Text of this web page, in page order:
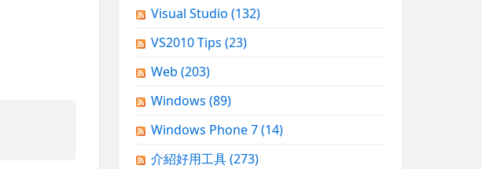
Visual Studio (132)
VS2010 Tips (23)
Web (203)
Windows (89)
Windows Phone 7(14)
介紹好用工具(273)